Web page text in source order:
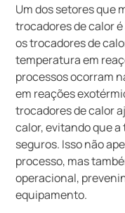
Um dos setores que
trocadores de calor é
os trocadores de
temperatura em
processos ocorram
em reações
trocadores de calor
calor, evitando que
seguros. Isso não
processo, mas
operacional,
equipamento.